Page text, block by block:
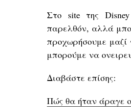
Στο site της
παρελθόν, αλλά
προχωρήσουμε μαζί
μπορούμε να
Διαβάστε επίσης:
Πώς θα ήταν άραγε